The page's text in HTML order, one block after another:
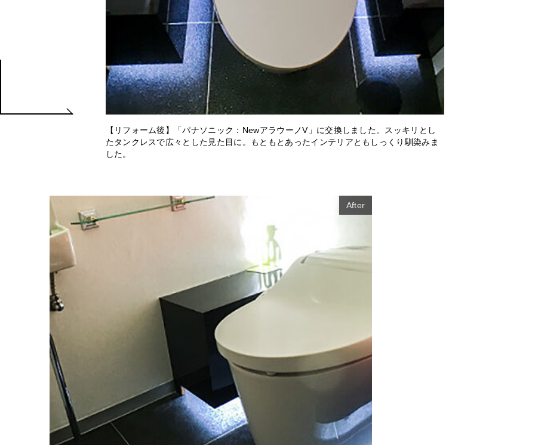
【リフォーム後】「パナソニック：NewアラウーノV」に交換しました。スッキリとし
たタンクレスで広々とした見た目に。もともとあったインテリアともしっくり馴染みま
した。
After